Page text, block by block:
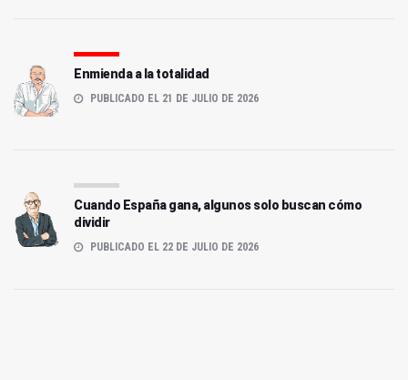
Enmienda a la totalidad
PUBLICADO EL 21 DE JULIO DE 2026
Cuando España gana, algunos solo buscan cómo
dividir
PUBLICADO EL 22 DE JULIO DE 2026